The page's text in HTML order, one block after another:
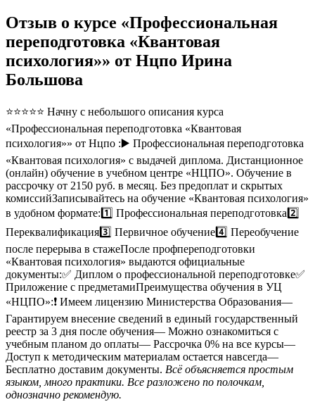
Отзыв о курсе «Профессиональная
переподготовка «Квантовая
психология»» от Нцпо Ирина
Большова
⭐⭐⭐⭐⭐ Начну с небольшого описания курса
«Профессиональная переподготовка «Квантовая
психология»» от Нцпо :▶️ Профессиональная переподготовка
«Квантовая психология» с выдачей диплома. Дистанционное
(онлайн) обучение в учебном центре «НЦПО». Обучение в
рассрочку от 2150 руб. в месяц. Без предоплат и скрытых
комиссийЗаписывайтесь на обучение «Квантовая психология»
в удобном формате:1️⃣ Профессиональная переподготовка2️⃣
Переквалификация3️⃣ Первичное обучение4️⃣ Переобучение
после перерыва в стажеПосле профпереподготовки
«Квантовая психология» выдаются официальные
документы:✅ Диплом о профессиональной переподготовке✅
Приложение с предметамиПреимущества обучения в УЦ
«НЦПО»:❗️ Имеем лицензию Министерства Образования—
Гарантируем внесение сведений в единый государственный
реестр за 3 дня после обучения— Можно ознакомиться с
учебным планом до оплаты— Рассрочка 0% на все курсы—
Доступ к методическим материалам остается навсегда—
Бесплатно доставим документы. Всё объясняется простым
языком, много практики. Все разложено по полочкам,
однозначно рекомендую.